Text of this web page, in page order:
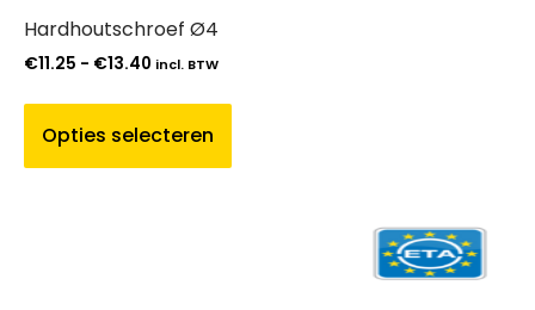
Hardhoutschroef Ø4
€11.25 - €13.40 incl. BTW
Opties selecteren